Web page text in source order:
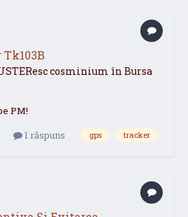
cosminium în Bursa
PM!
1 răspuns gps tracker